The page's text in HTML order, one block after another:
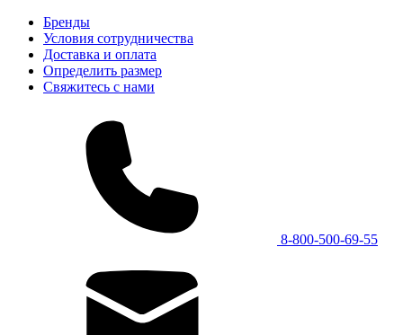
Бренды
Условия сотрудничества
Доставка и оплата
Определить размер
Свяжитесь с нами
8-800-500-69-55